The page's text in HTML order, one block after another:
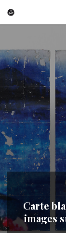
Carte
images